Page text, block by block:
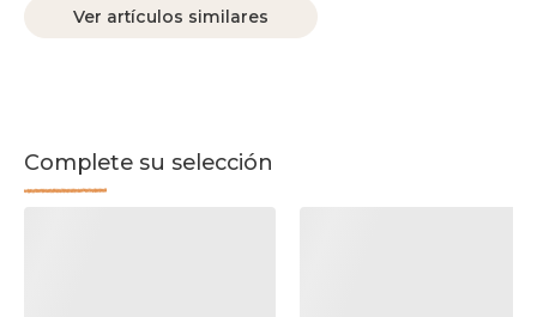
Ver artículos similares
Complete su selección